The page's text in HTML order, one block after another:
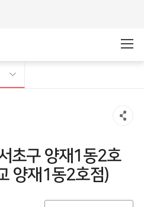
초구 양재1동2호
양재1동2호점)